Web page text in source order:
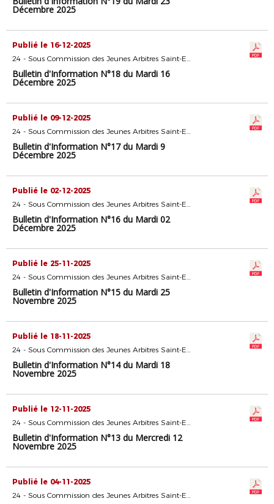
Décembre 2025
Publié le 16-12-2025
24 - Sous Commission des Jeunes Arbitres Saint-Etienne
Bulletin d'Information N°18 du Mardi 16
Décembre 2025
Publié le 09-12-2025
24 - Sous Commission des Jeunes Arbitres Saint-Etienne
Bulletin d'Information N°17 du Mardi 9
Décembre 2025
Publié le 02-12-2025
24 - Sous Commission des Jeunes Arbitres Saint-Etienne
Bulletin d'Information N°16 du Mardi 02
Décembre 2025
Publié le 25-11-2025
24 - Sous Commission des Jeunes Arbitres Saint-Etienne
Bulletin d'Information N°15 du Mardi 25
Novembre 2025
Publié le 18-11-2025
24 - Sous Commission des Jeunes Arbitres Saint-Etienne
Bulletin d'Information N°14 du Mardi 18
Novembre 2025
Publié le 12-11-2025
24 - Sous Commission des Jeunes Arbitres Saint-Etienne
Bulletin d'Information N°13 du Mercredi 12
Novembre 2025
Publié le 04-11-2025
24 - Sous Commission des Jeunes Arbitres Saint-Etienne